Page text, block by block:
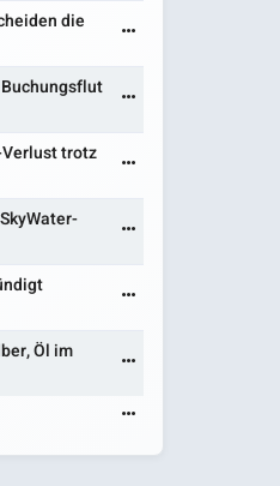
die
trotz
Öl im